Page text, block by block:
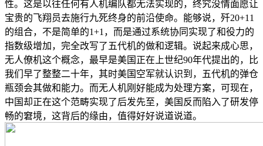
性。这是以往任何有人机编队都无法实现的，终究没情面愿让
宝贵的飞翔员去施行九死终身的前沿使命。能够说，歼20+11
的组合，不是简单的1+1，而是通过系统协同实现了和役力的
指数级增加，完全改写了五代机的做和逻辑。说起来成心思，
无人僚机这个概念，最早是美国正在上世纪90年代提出的，比
我们早了整整二十年，其时美国空军就认识到，五代机的弹仓
瓶颈会其做和能力。而无人机刚好能成为处理方案，可现在，
中国却正在这个范畴实现了后发先至，美国反而陷入了研发停
畅的窘境，这背后的缘由，值得好好说道说道。